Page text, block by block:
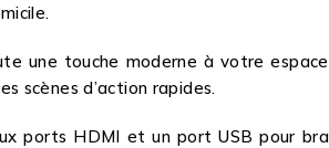
une touche moderne à votre
scènes d’action rapides.
ports HDMI et un port USB pour